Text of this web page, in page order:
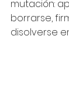
mutación:
borrarse,
disolverse